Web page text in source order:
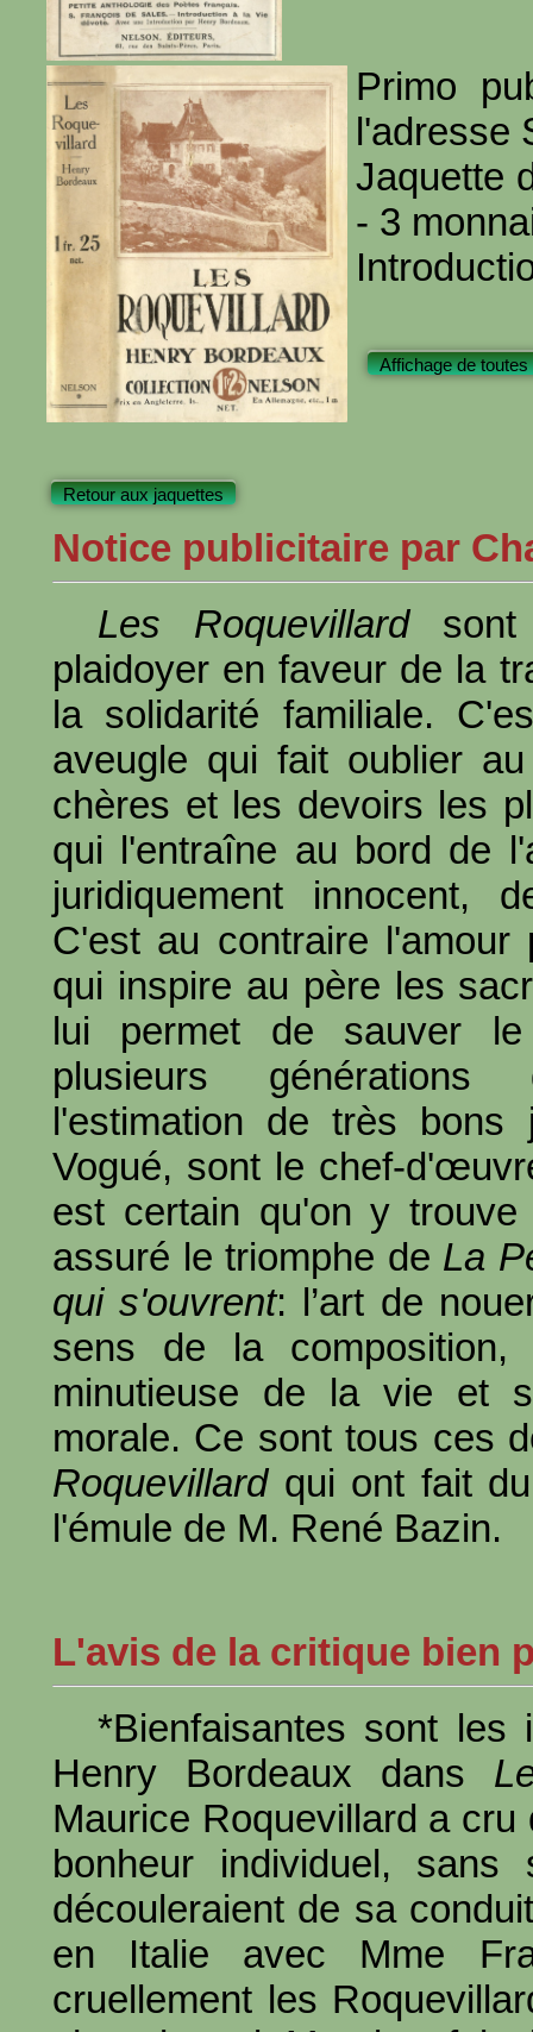
Primo
l'adresse
Jaquette
- 3
Affichage de
Retour aux jaquettes
Notice publicitaire par
Les Roquevillardsont
plaidoyer en faveur de la
la solidarité familiale.
aveugle qui fait oublier
chères et les devoirs les
qui l'entraîne au bord de
juridiquement innocent,
C'est au contraire l'amour
qui inspire au père les
lui permet de sauver le
plusieurs
l'estimation de très bons
Vogué, sont le chef-
est certain qu'on y
assuré le triomphe de La
qui s'ouvrent: l’art de
sens de la composition,
minutieuse de la vie et
morale. Ce sont tous ces
Roquevillardqui ont fait du
l'émule de M. René Bazin.
L'avis de la critique bien
*Bienfaisantes sont
Henry Bordeaux dans
Maurice Roquevillard a
bonheur individuel,
découleraient de sa
en Italie avec Mme
cruellement les